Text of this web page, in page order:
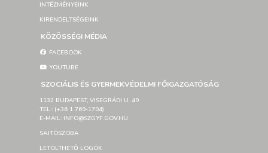
INTÉZMÉNYEINK
KIRENDELTSÉGEINK
KÖZÖSSÉGI MÉDIA
FACEBOOK
YOUTUBE
SZOCIÁLIS ÉS GYERMEKVÉDELMI FŐIGAZGATÓSÁG
1132 BUDAPEST, VISEGRÁDI U. 49
TEL.: (+36 1 769-1704)
E-MAIL: INFO@SZGYF.GOV.HU
SAJTÓSZOBA
LETÖLTHETŐ LOGÓK